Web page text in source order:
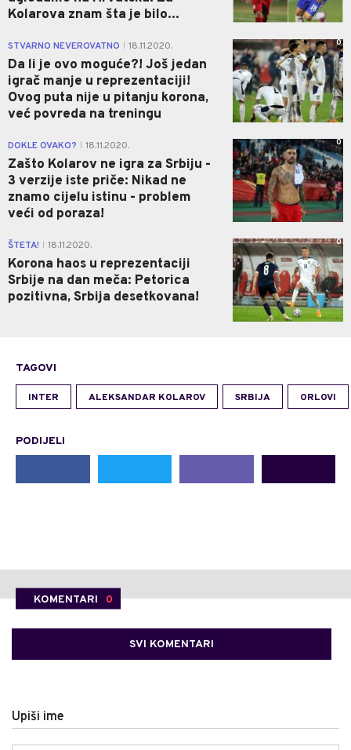
Kolarova znam šta je bilo...
STVARNO NEVEROVATNO 18.11.2020.
Da li je ovo moguće?! Još jedan
igrač manje u reprezentaciji!
Ovog puta nije u pitanju korona,
već povreda na treningu
0
DOKLE OVAKO? 18.11.2020.
Zašto Kolarov ne igra za Srbiju -
3 verzije iste priče: Nikad ne
znamo cijelu istinu - problem
veći od poraza!
0
ŠTETA! 18.11.2020.
Korona haos u reprezentaciji
Srbije na dan meča: Petorica
pozitivna, Srbija desetkovana!
0
TAGOVI
INTER ALEKSANDAR KOLAROV SRBIJA ORLOVI
PODIJELI
KOMENTARI 0
SVI KOMENTARI
Upiši ime